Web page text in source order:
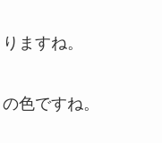
ますね。
色ですね。